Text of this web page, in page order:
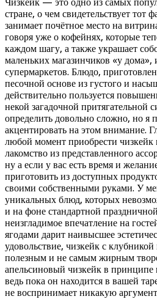
стране, о чем свидетельствует тот
занимает почётное место на
говоря уже о кофейнях, которые
каждом шагу, а также украшает
маленьких магазинчиков «у
супермаркетов. Блюдо,
песочной основе из густого и
действительно пользуется
некой загадочной притягательной
определить довольно сложно, но я
акцентировать на этом внимание.
любой момент приобрести чизкейк
лакомство из представленного
ну а если у вас есть время и
приготовить из доступных
своими собственными руками. У
уникальных блюд, которых
и на фоне стандартной
неизгладимое впечатление на
ягодами дарит наивысшее
удовольствие, чизкейк с
полезным и не самым жирным
апельсиновый чизкейк в принципе
ведь пока он находится в вашей
не воспринимает никакую